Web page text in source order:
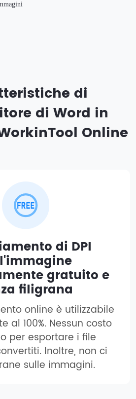
di
di Word in
Online
di DPI
gratuito e
filigrana
online è utilizzabile
al 100%. Nessun costo
per esportare i file
Inoltre, non ci
sulle immagini.